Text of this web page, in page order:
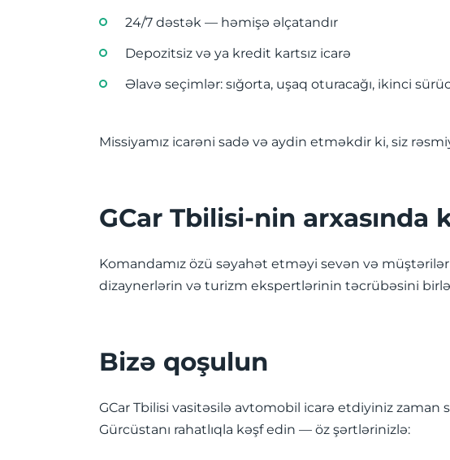
24/7 dəstək — həmişə əlçatandır
Depozitsiz və ya kredit kartsız icarə
Əlavə seçimlər: sığorta, uşaq oturacağı, ikinci
Missiyamız icarəni sadə və aydin etməkdir ki, siz
GCar Tbilisi-nin arxasında
Komandamız özü səyahət etməyi sevən və
dizaynerlərin və turizm ekspertlərinin təcrübəsini
Bizə qoşulun
GCar Tbilisi vasitəsilə avtomobil icarə etdiyiniz zaman
Gürcüstanı rahatlıqla kəşf edin — öz şərtlərinizlə: